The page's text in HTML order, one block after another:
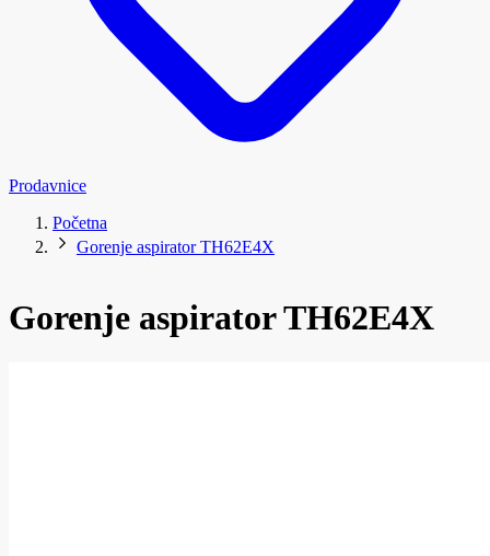
Prodavnice
Početna
Gorenje aspirator TH62E4X
Gorenje aspirator TH62E4X